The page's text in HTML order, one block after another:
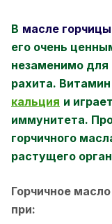
В масле горчицы
его очень
незаменимо для
рахита.
кальция и
иммунитета.
горчичного
растущего
Горчичное
при: